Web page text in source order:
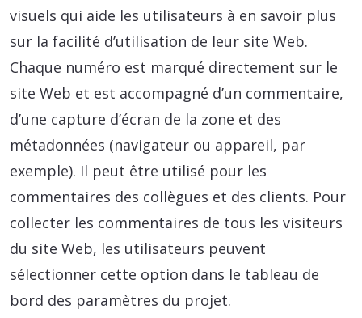
visuels qui aide les utilisateurs à en savoir plus
sur la facilité d’utilisation de leur site Web.
Chaque numéro est marqué directement sur le
site Web et est accompagné d’un commentaire,
d’une capture d’écran de la zone et des
métadonnées (navigateur ou appareil, par
exemple). Il peut être utilisé pour les
commentaires des collègues et des clients. Pour
collecter les commentaires de tous les visiteurs
du site Web, les utilisateurs peuvent
sélectionner cette option dans le tableau de
bord des paramètres du projet.